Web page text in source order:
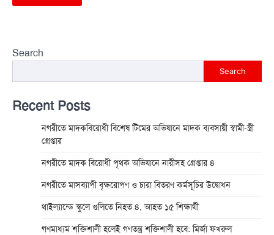
Search
Search
Recent Posts
নগরীতে মাদকবিরোধী বিশেষ টিমের অভিযানে মাদক ব্যবসায়ী স্বামী-স্ত্রী
গ্রেপ্তার
নগরীতে মাদক বিরোধী পৃথক অভিযানে নারীসহ গ্রেপ্তার ৪
নগরীতে মাসব্যাপী বৃক্ষরোপণ ও চারা বিতরণ কর্মসূচির উদ্বোধন
থাইল্যান্ডে স্কুলে গুলিতে নিহত ৪, আহত ১৫ শিক্ষার্থী
গণমাধ্যম শক্তিশালী হলেই গণতন্ত্র শক্তিশালী হবে: মির্জা ফখরুল